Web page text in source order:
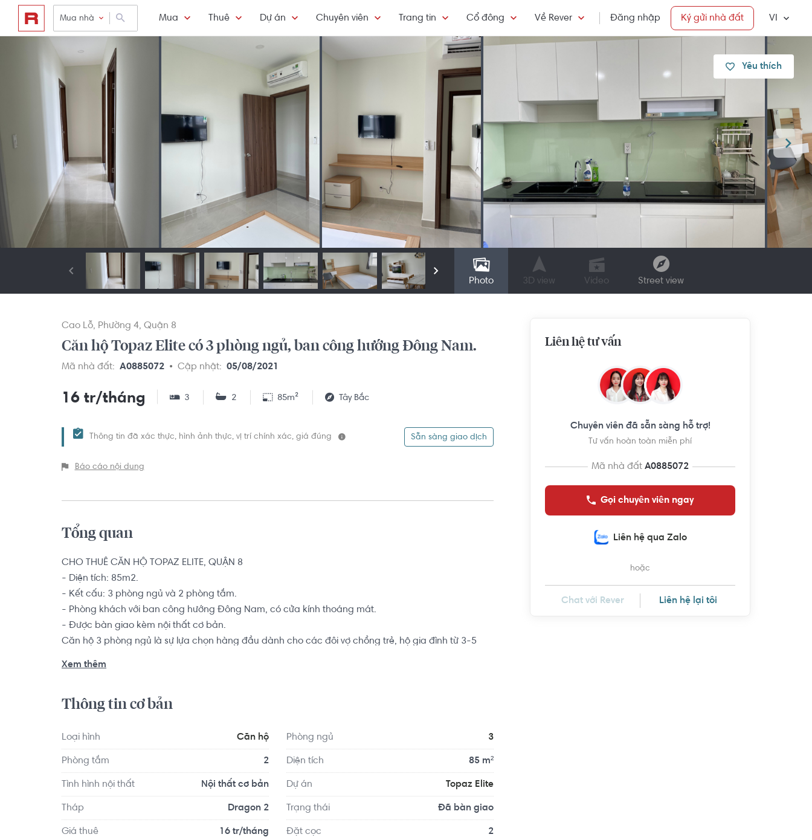
Mua nhà Mua Thuê Dự án Chuyên viên Trang tin Cổ đông Về Rever Đăng nhập Ký gửi nhà đất VI
Yêu thích
Photo 3D view Video Street view
Cao Lỗ Phường 4 Quận 8
Căn hộ Topaz Elite có 3 phòng ngủ, ban công hướng Đông Nam.
Mã nhà đất: A0885072 Cập nhật: 05/08/2021
16 tr/tháng 3 2 85m² Tây Bắc
Thông tin đã xác thực, hình ảnh thực, vị trí chính xác, giá đúng Sẵn sàng giao dịch
Báo cáo nội dung
Tổng quan
CHO THUÊ CĂN HỘ TOPAZ ELITE, QUẬN 8
- Diện tích: 85m2.
- Kết cấu: 3 phòng ngủ và 2 phòng tắm.
- Phòng khách với ban công hướng Đông Nam, có cửa kính thoáng mát.
- Được bàn giao kèm nội thất cơ bản.
Căn hộ 3 phòng ngủ là sự lựa chọn hàng đầu dành cho các đôi vợ chồng trẻ, hộ gia đình từ 3-5
Thái làm chủ đầu tư. Căn hộ thuộc khu công viên 16 ha ở phía Nam đường Tạ Quang Bửu. Dự án ra
Xem thêm
Thông tin cơ bản
Loại hình Căn hộ Phòng ngủ 3
Phòng tắm 2 Diện tích 85 m²
Tình hình nội thất Nội thất cơ bản Dự án Topaz Elite
Tháp Dragon 2 Trạng thái Đã bàn giao
Giá thuê 16 tr/tháng Đặt cọc 2
Liên hệ tư vấn
Chuyên viên đã sẵn sàng hỗ trợ!
Tư vấn hoàn toàn miễn phí
Mã nhà đất A0885072
Gọi chuyên viên ngay
Liên hệ qua Zalo
hoặc
Chat với Rever Liên hệ lại tôi